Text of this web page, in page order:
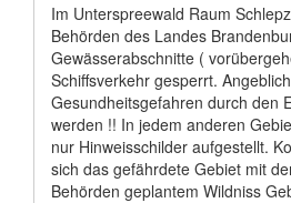
Im Unterspreewald Raum
Behörden des Landes
Gewässerabschnitte (
Schiffsverkehr gesperrt.
Gesundheitsgefahren durch den
werden !! In jedem anderen
nur Hinweisschilder aufgestellt.
sich das gefährdete Gebiet mit
Behörden geplantem Wildniss